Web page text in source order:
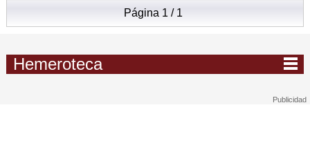
Página 1 / 1
Hemeroteca